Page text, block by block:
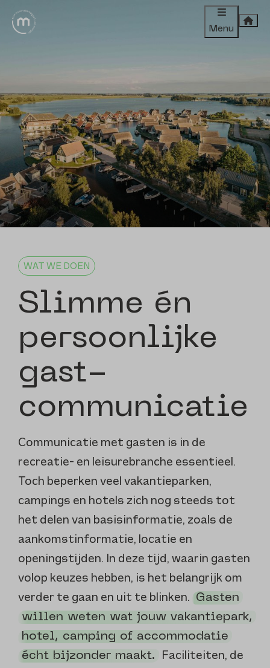
Menu
WAT WE DOEN
Slimme én
persoonlijke
gast­
communicatie
Communicatie met gasten is in de
recreatie- en leisurebranche essentieel.
Toch beperken veel vakantieparken,
campings en hotels zich nog steeds tot
het delen van basisinformatie, zoals de
aankomstinformatie, locatie en
openingstijden. In deze tijd, waarin gasten
volop keuzes hebben, is het belangrijk om
verder te gaan en uit te blinken. Gasten
willen weten wat jouw vakantiepark,
hotel, camping of accommodatie
écht bijzonder maakt.
Faciliteiten, de